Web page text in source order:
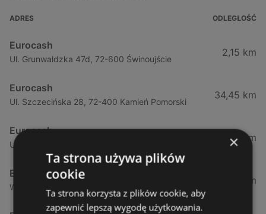
ADRES ODLEGŁOŚĆ
Eurocash
Ul. Grunwaldzka 47d, 72-600 Świnoujście
2,15 km
Eurocash
Ul. Szczecińska 28, 72-400 Kamień Pomorski
34,45 km
Eurocash
Ul. Tartaczna 2, 72-100 Goleniów
54,29 km
Eurocash
Warzymice 43, 72-005 Mierzyn
58,98 km
×
Ta strona używa plików
cookie
Ta strona korzysta z plików cookie, aby
zapewnić lepszą wygodę użytkowania.